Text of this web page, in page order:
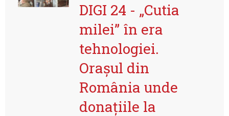
DIGI 24 - „Cutia
milei” în era
tehnologiei.
Orașul din
România unde
donațiile la